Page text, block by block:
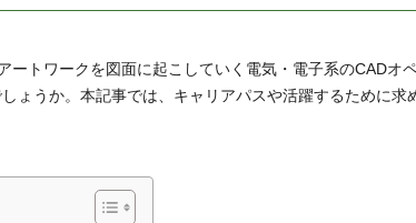
ートワークを図面に起こしていく電気・電子系のCADオ
ょうか。本記事では、キャリアパスや活躍するために